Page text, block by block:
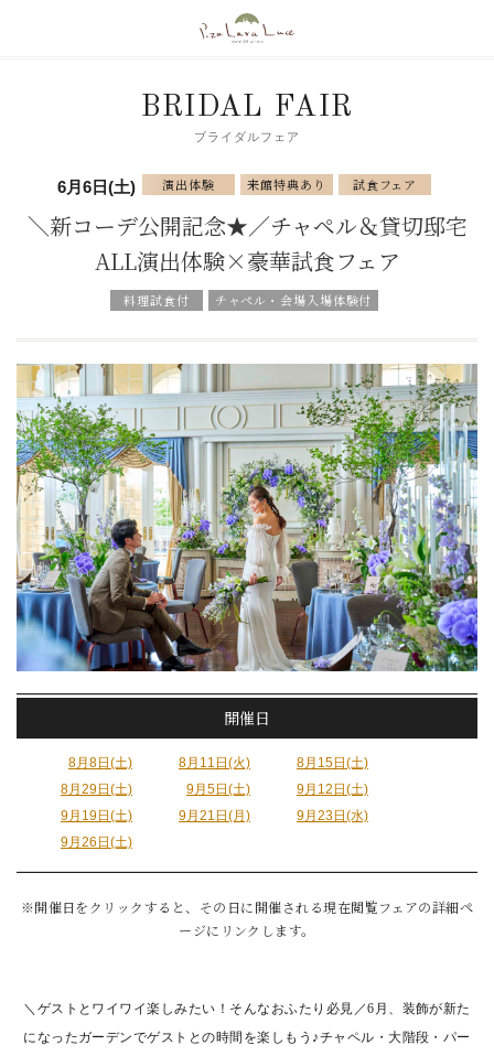
BRIDAL FAIR
ブライダルフェア
6月6日(土) 演出体験 来館特典あり 試食フェア
＼新コーデ公開記念★／チャペル＆貸切邸宅
ALL演出体験×豪華試食フェア
料理試食付 チャペル・会場入場体験付
開催日
8月8日(土) 8月11日(火)
8月15日(土)
8月29日(土)
9月5日(土)
9月12日(土)
9月19日(土)
9月21日(月)
9月23日(水)
9月26日(土)
※開催日をクリックすると、その日に開催される現在閲覧フェアの詳細ペ
ージにリンクします。
＼ゲストとワイワイ楽しみたい！そんなおふたり必見／6月、装飾が新た
になったガーデンでゲストとの時間を楽しもう♪チャペル・大階段・パー